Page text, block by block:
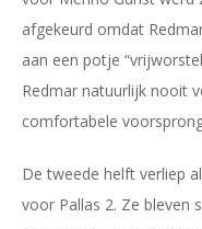
afgekeurd omdat
aan een potje
Redmar natuurlijk nooit
comfortabele
De tweede helft verliep
voor Pallas 2. Ze bleven